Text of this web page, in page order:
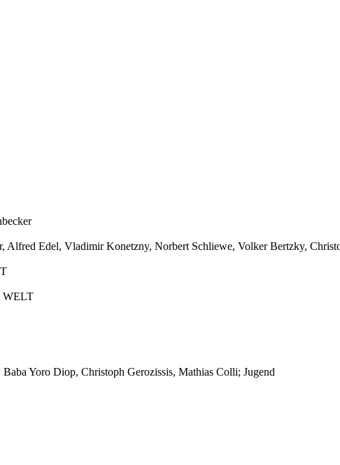
Alfred Edel, Vladimir Konetzny, Norbert Schliewe, Volker Bertzky,
WELT
Yoro Diop, Christoph Gerozissis, Mathias Colli; Jugend